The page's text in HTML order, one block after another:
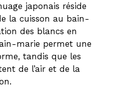
japonais réside
la cuisson au bain-
des blancs en
marie permet une
tandis que les
de l’air et de la